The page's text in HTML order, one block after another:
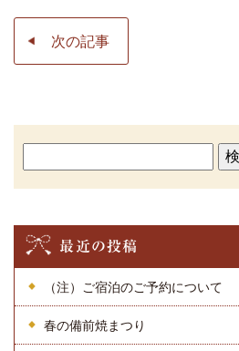
次の記事
索:
最近の投稿
（注）ご宿泊のご予約について
春の備前焼まつり